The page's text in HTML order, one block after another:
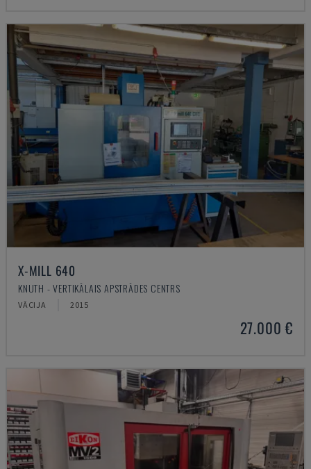
X-MILL 640
KNUTH - VERTIKĀLAIS APSTRĀDES CENTRS
VĀCIJA 2015
27.000 €